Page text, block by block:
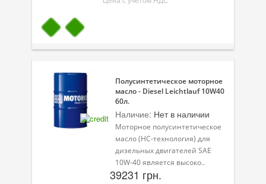
Полусинтетическое моторное
масло - Diesel Leichtlauf 10W40
60л.
Наличие: Нет в наличии
Моторное полусинтетическое
масло (НС-технология) для
дизельных двигателей SAE
10W-40 является высоко..
39231 грн.